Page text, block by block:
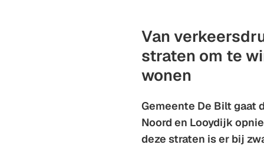
Van
straten om te
wonen
Gemeente De Bilt gaat
Noord en Looydijk
deze straten is er bij